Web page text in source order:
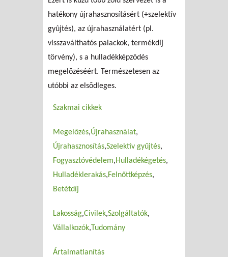
hatékony újrahasznosításért (+szelektív
gyûjtés), az újrahasználatért (pl.
visszaválthatós palackok, termékdíj
törvény), s a hulladékképzõdés
megelõzéséért. Természetesen az
utóbbi az elsõdleges.
Szakmai cikkek
Megelőzés Újrahasználat
Újrahasznosítás Szelektív gyűjtés
Fogyasztóvédelem Hulladékégetés
Hulladéklerakás Felnőttképzés
Betétdíj
Lakosság Civilek Szolgáltatók
Vállalkozók Tudomány
Ártalmatlanítás